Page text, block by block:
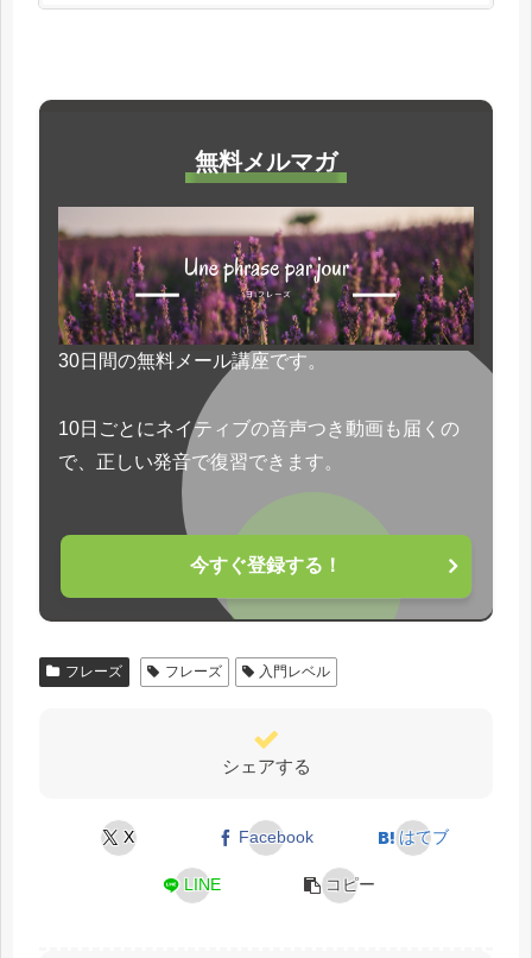
無料メルマガ
30日間の無料メール講座です。
10日ごとにネイティブの音声つき動画も届くの
で、正しい発音で復習できます。
今すぐ登録する！
フレーズ フレーズ 入門レベル
シェアする
X Facebook はてブ
LINE コピー